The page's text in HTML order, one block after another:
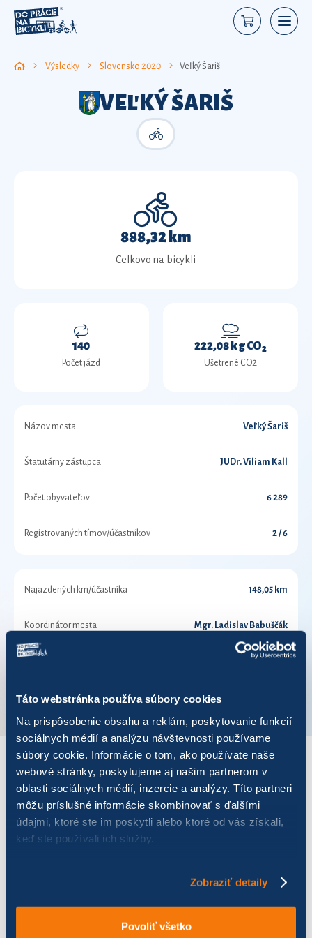
Táto webstránka používa súbory cookies
Na prispôsobenie obsahu a reklám, poskytovanie funkcií
sociálnych médií a analýzu návštevnosti používame
súbory cookie. Informácie o tom, ako používate naše
webové stránky, poskytujeme aj našim partnerom v
oblasti sociálnych médií, inzercie a analýzy. Títo partneri
môžu príslušné informácie skombinovať s ďalšími
údajmi, ktoré ste im poskytli alebo ktoré od vás získali,
keď ste používali ich služby.
Zobraziť detaily
Povoliť všetko
Výsledky Slovensko 2020 Veľký Šariš
VEĽKÝ ŠARIŠ
888,32 km
Celkovo na bicykli
140
Počet jázd
222,08 kg CO2
Ušetrené CO2
Názov mesta Veľký Šariš
Štatutárny zástupca JUDr. Viliam Kall
Počet obyvateľov 6 289
Registrovaných tímov/účastníkov 2 / 6
Najazdených km/účastníka 148,05 km
Koordinátor mesta Mgr. Ladislav Babuščák
0919062090
VÚC
VÝSLEDKY PRE ROK 2020
Zobraziť výsledkov
46